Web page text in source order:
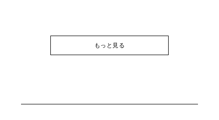
もっと見る